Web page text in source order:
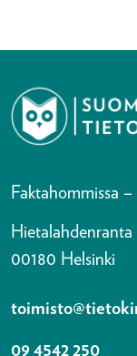
Faktahommissa
Hietalahdenranta
00180 Helsinki
09 4542 250